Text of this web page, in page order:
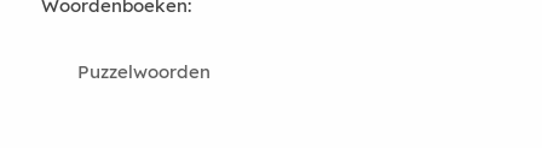
Woordenboeken:
Puzzelwoorden